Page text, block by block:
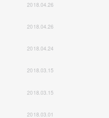
2018.04.26
2018.04.26
2018.04.24
2018.03.15
2018.03.15
2018.03.01